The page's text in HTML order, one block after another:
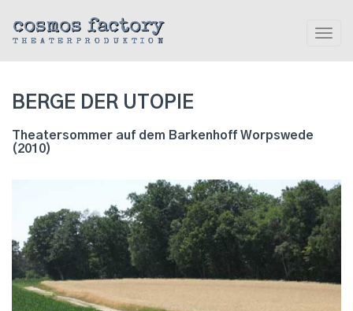
cosmos factory
THEATERPRODUKTION
BERGE DER UTOPIE
Theatersommer auf dem Barkenhoff Worpswede
(2010)